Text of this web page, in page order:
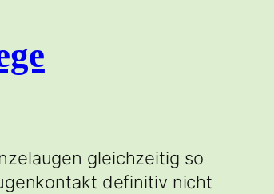
gleichzeitig so
definitiv nicht